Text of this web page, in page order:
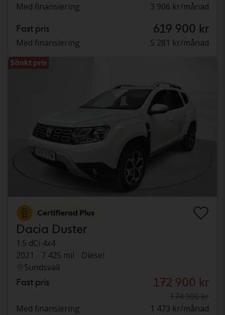
Med finansiering 3 906 kr/månad
Fast pris 619 900 kr
Med finansiering 5 281 kr/månad
Sänkt pris
Certifierad Plus
Dacia Duster
1.5 dCi 4x4
2021
7 425 mil
Diesel
Sundsvall
Fast pris 172 900 kr
174 900 kr
Med finansiering
1 473 kr/månad